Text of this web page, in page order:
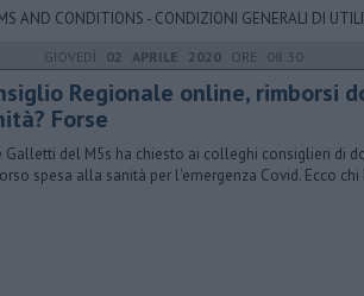
AND CONDITIONS - CONDIZIONI GENERALI DI
GIOVEDÌ 02 APRILE 2020ORE 08:30
Regionale online, rimborsi
Forse
Galletti del M5s ha chiesto ai colleghi consiglieri di
spesa alla sanità per l'emergenza Covid. Ecco chi